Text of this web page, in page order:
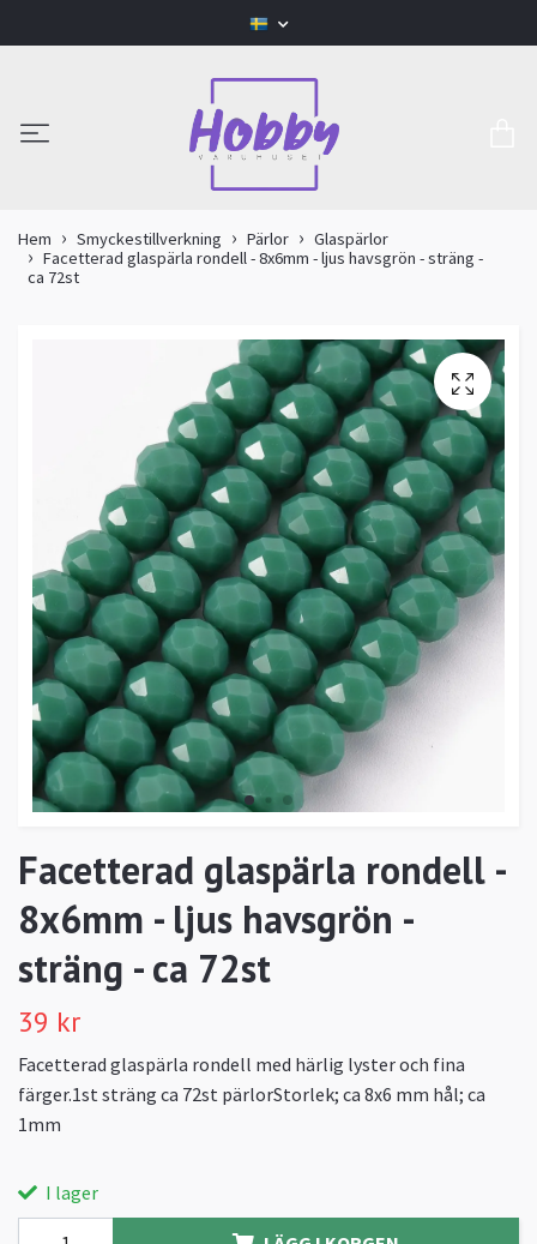
Hem Smyckestillverkning Pärlor
Glaspärlor
Facetterad glaspärla rondell - 8x6mm - ljus havsgrön - sträng -
ca 72st
Facetterad glaspärla rondell -
8x6mm - ljus havsgrön -
sträng - ca 72st
39 kr
Facetterad glaspärla rondell med härlig lyster och fina
färger.1st sträng ca 72st pärlorStorlek; ca 8x6 mm hål; ca
1mm
I lager